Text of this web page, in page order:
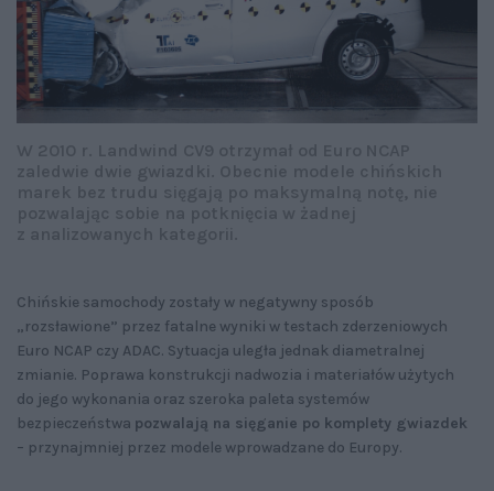
Chińskie samochody zostały w negatywny sposób
„rozsławione” przez fatalne wyniki w testach zderzeniowych
Euro NCAP czy ADAC. Sytuacja uległa jednak diametralnej
zmianie. Poprawa konstrukcji nadwozia i materiałów użytych
do jego wykonania oraz szeroka paleta systemów
bezpieczeństwa pozwalają na sięganie po komplety gwiazdek
– przynajmniej przez modele wprowadzane do Europy.